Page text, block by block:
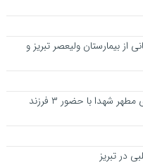
بیمارستان ولیعصر تبریز و
بدرقه میلیونی مردم/ اقامه نماز بر پیکرهای مطهر شهدا با حضور ۳ فرزند